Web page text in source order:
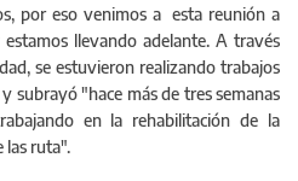
por eso venimos a esta reunión a
llevando adelante. A través
se estuvieron realizando trabajos
subrayó "hace más de tres semanas
en la rehabilitación de la
las ruta".